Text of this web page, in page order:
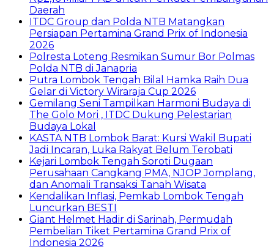
Daerah
ITDC Group dan Polda NTB Matangkan
Persiapan Pertamina Grand Prix of Indonesia
2026
Polresta Loteng Resmikan Sumur Bor Polmas
Polda NTB di Janapria
Putra Lombok Tengah Bilal Hamka Raih Dua
Gelar di Victory Wiraraja Cup 2026
Gemilang Seni Tampilkan Harmoni Budaya di
The Golo Mori , ITDC Dukung Pelestarian
Budaya Lokal
KASTA NTB Lombok Barat: Kursi Wakil Bupati
Jadi Incaran, Luka Rakyat Belum Terobati
Kejari Lombok Tengah Soroti Dugaan
Perusahaan Cangkang PMA, NJOP Jomplang,
dan Anomali Transaksi Tanah Wisata
Kendalikan Inflasi, Pemkab Lombok Tengah
Luncurkan BESTI
Giant Helmet Hadir di Sarinah, Permudah
Pembelian Tiket Pertamina Grand Prix of
Indonesia 2026